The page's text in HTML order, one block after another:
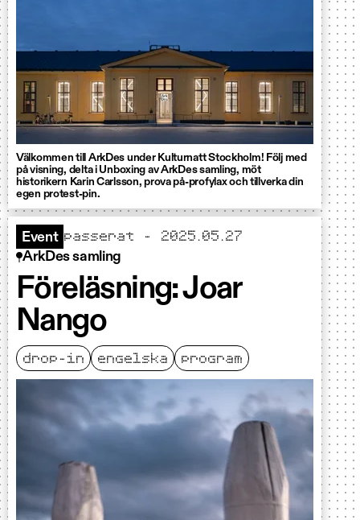
Välkommen till ArkDes under Kulturnatt Stockholm! Följ med
på visning, delta i Unboxing av ArkDes samling, möt
historikern Karin Carlsson, prova på-profylax och tillverka din
egen protest-pin.
Event passerat - 2025.05.27
ArkDes samling
Föreläsning: Joar
Nango
drop-in engelska program